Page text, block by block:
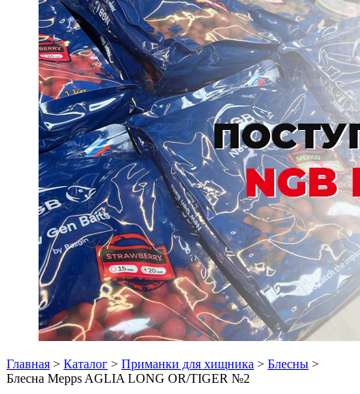
Главная > Каталог > Приманки для хищника > Блесны >
Блесна Mepps AGLIA LONG OR/TIGER №2